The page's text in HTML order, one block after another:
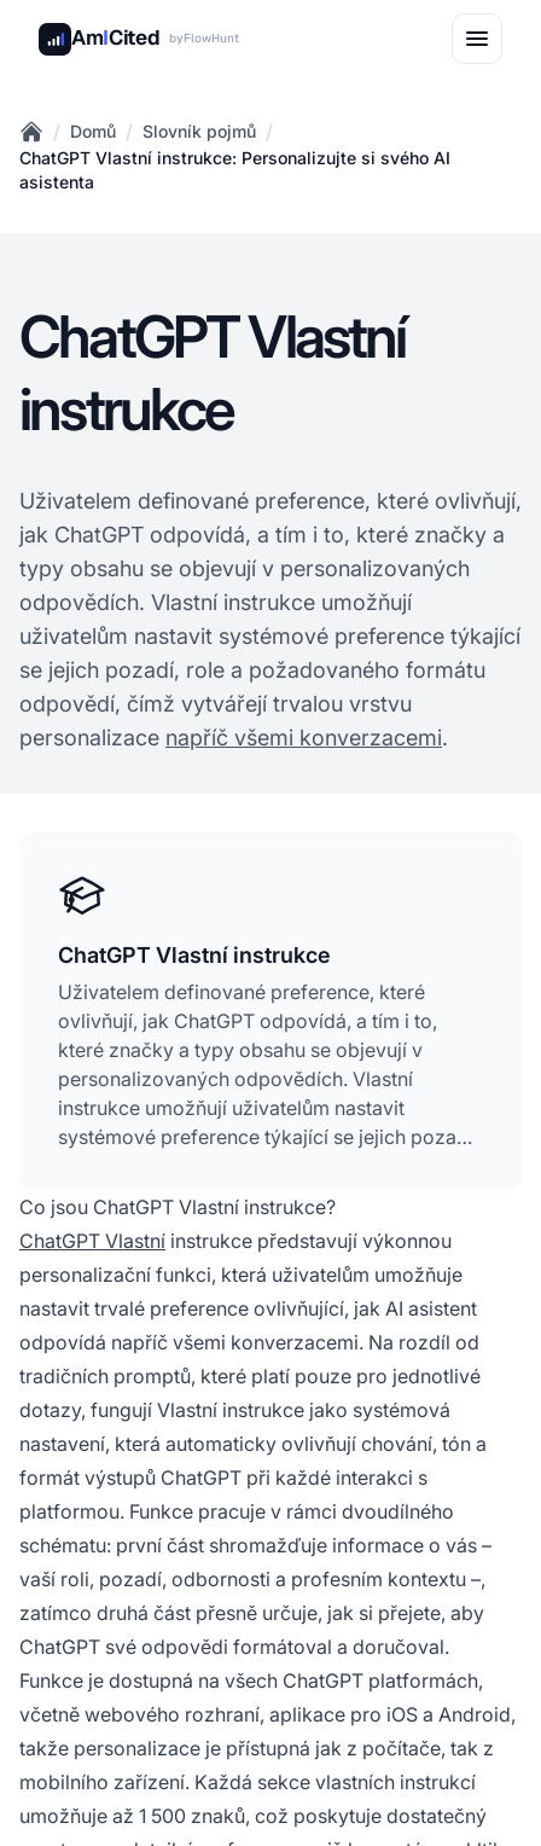
AmICited byFlowHunt
Home
/ Domů / Slovník pojmů /
ChatGPT Vlastní instrukce: Personalizujte si svého AI
asistenta
ChatGPT Vlastní
instrukce
Uživatelem definované preference, které ovlivňují,
jak ChatGPT odpovídá, a tím i to, které značky a
typy obsahu se objevují v personalizovaných
odpovědích. Vlastní instrukce umožňují
uživatelům nastavit systémové preference týkající
se jejich pozadí, role a požadovaného formátu
odpovědí, čímž vytvářejí trvalou vrstvu
personalizace napříč všemi konverzacemi.
ChatGPT Vlastní instrukce
Uživatelem definované preference, které
ovlivňují, jak ChatGPT odpovídá, a tím i to,
které značky a typy obsahu se objevují v
personalizovaných odpovědích. Vlastní
instrukce umožňují uživatelům nastavit
systémové preference týkající se jejich pozadí,
vytvářejí trvalou vrstvu personalizace napříč
Co jsou ChatGPT Vlastní instrukce?
ChatGPT Vlastní instrukce představují výkonnou
personalizační funkci, která uživatelům umožňuje
nastavit trvalé preference ovlivňující, jak AI asistent
odpovídá napříč všemi konverzacemi. Na rozdíl od
tradičních promptů, které platí pouze pro jednotlivé
dotazy, fungují Vlastní instrukce jako systémová
nastavení, která automaticky ovlivňují chování, tón a
formát výstupů ChatGPT při každé interakci s
platformou. Funkce pracuje v rámci dvoudílného
schématu: první část shromažďuje informace o vás –
vaší roli, pozadí, odbornosti a profesním kontextu –,
zatímco druhá část přesně určuje, jak si přejete, aby
ChatGPT své odpovědi formátoval a doručoval.
Funkce je dostupná na všech ChatGPT platformách,
včetně webového rozhraní, aplikace pro iOS a Android,
takže personalizace je přístupná jak z počítače, tak z
mobilního zařízení. Každá sekce vlastních instrukcí
umožňuje až 1 500 znaků, což poskytuje dostatečný